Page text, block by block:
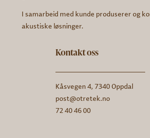
I samarbeid med kunde produserer og
akustiske løsninger.
Kontakt oss
Kåsvegen 4, 7340 Oppdal
post@otretek.no
72 40 46 00